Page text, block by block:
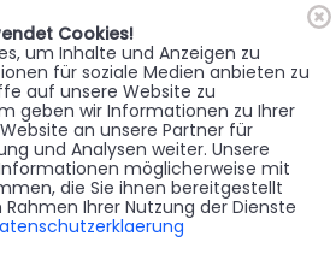
🇦🇹 Register
Cookies!
um Inhalte und Anzeigen zu
für soziale Medien anbieten zu
auf unsere Website zu
geben wir Informationen zu Ihrer
an unsere Partner für
und Analysen weiter. Unsere
möglicherweise mit
die Sie ihnen bereitgestellt
Ihrer Nutzung der Dienste